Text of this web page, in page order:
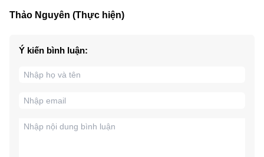
Thảo Nguyên (Thực hiện)
Ý kiến bình luận: